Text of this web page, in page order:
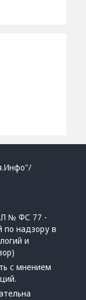
№ ФС 77 -
по надзору в
и
с мнением